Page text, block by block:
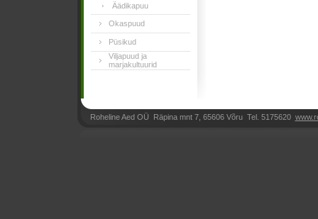
Äädikapuu
Okaspuud
Püsikud
Viljapuud ja
marjakultuurid
Roheline Aed OÜ Räpina mnt 7, 65606 Võru Tel. 5175620